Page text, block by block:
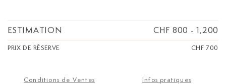
ESTIMATION CHF 800 - 1,200
PRIX DE RÉSERVE CHF 700
Conditions de Ventes
Infos pratiques